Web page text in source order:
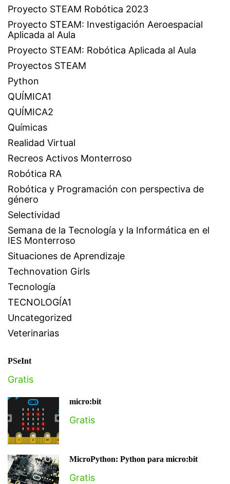
Proyecto STEAM Robótica 2023
Proyecto STEAM: Investigación Aeroespacial
Aplicada al Aula
Proyecto STEAM: Robótica Aplicada al Aula
Proyectos STEAM
Python
QUÍMICA1
QUÍMICA2
Químicas
Realidad Virtual
Recreos Activos Monterroso
Robótica RA
Robótica y Programación con perspectiva de
género
Selectividad
Semana de la Tecnología y la Informática en el
IES Monterroso
Situaciones de Aprendizaje
Technovation Girls
Tecnología
TECNOLOGÍA1
Uncategorized
Veterinarias
PSeInt
Gratis
micro:bit
Gratis
MicroPython: Python para micro:bit
Gratis